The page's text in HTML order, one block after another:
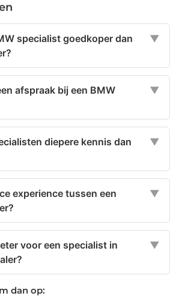
specialist goedkoper dan
▼
afspraak bij een BMW
▼
diepere kennis dan
▼
experience tussen een
▼
voor een specialist in
▼
dan op: